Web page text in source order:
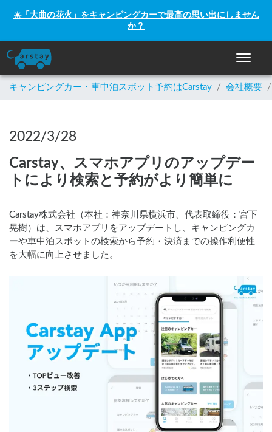
☀️「大曲の花火」をキャンピングカーで最高の思い出にしません
か？
ナビゲ
キャンピングカー・車中泊スポット予約はCarstay / 会社概要 /
2022/3/28
Carstay、スマホアプリのアップデー
トにより検索と予約がより簡単に
Carstay株式会社（本社：神奈川県横浜市、代表取締役：宮下
晃樹）は、スマホアプリをアップデートし、キャンピングカ
ーや車中泊スポットの検索から予約・決済までの操作利便性
を大幅に向上させました。